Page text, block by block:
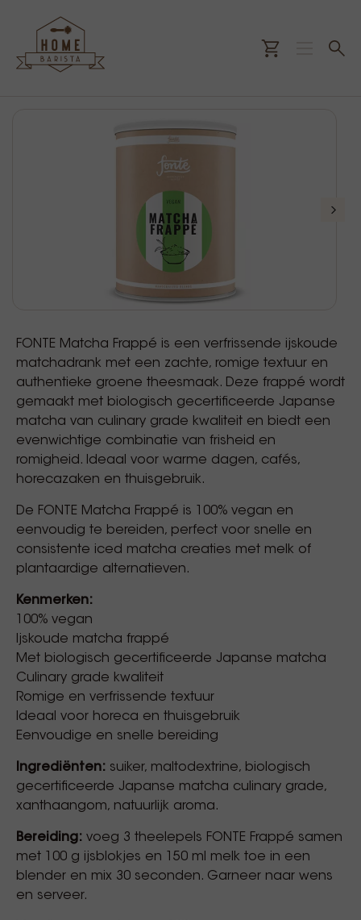
FONTE Matcha Frappé is een verfrissende ijskoude
matchadrank met een zachte, romige textuur en
authentieke groene theesmaak. Deze frappé wordt
gemaakt met biologisch gecertificeerde Japanse
matcha van culinary grade kwaliteit en biedt een
evenwichtige combinatie van frisheid en
romigheid. Ideaal voor warme dagen, cafés,
horecazaken en thuisgebruik.
De FONTE Matcha Frappé is 100% vegan en
eenvoudig te bereiden, perfect voor snelle en
consistente iced matcha creaties met melk of
plantaardige alternatieven.
Kenmerken:
100% vegan
Ijskoude matcha frappé
Met biologisch gecertificeerde Japanse matcha
Culinary grade kwaliteit
Romige en verfrissende textuur
Ideaal voor horeca en thuisgebruik
Eenvoudige en snelle bereiding
Ingrediënten: suiker, maltodextrine, biologisch
gecertificeerde Japanse matcha culinary grade,
xanthaangom, natuurlijk aroma.
Bereiding: voeg 3 theelepels FONTE Frappé samen
met 100 g ijsblokjes en 150 ml melk toe in een
blender en mix 30 seconden. Garneer naar wens
en serveer.